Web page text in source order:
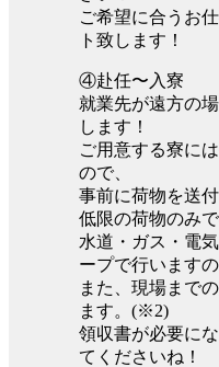
ご希望に合うお
ト致します！
④赴任〜入寮
就業先が遠方の
します！
ご用意する寮に
ので、
事前に荷物を送
低限の荷物のみ
水道・ガス・電
ープで行います
また、現場まで
ます。(※2)
領収書が必要に
てくださいね！